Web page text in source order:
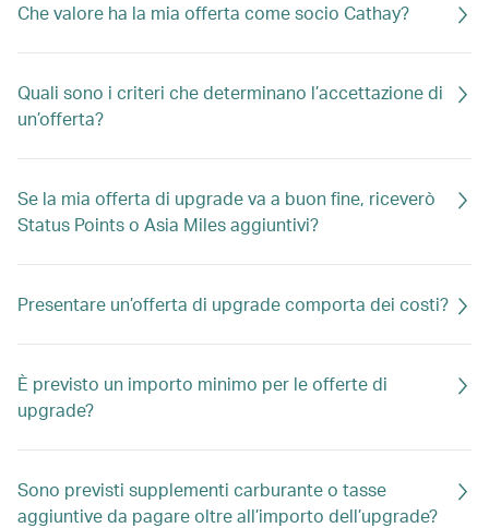
Che valore ha la mia offerta come socio Cathay?
Quali sono i criteri che determinano l’accettazione di
un’offerta?
Se la mia offerta di upgrade va a buon fine, riceverò
Status Points o Asia Miles aggiuntivi?
Presentare un’offerta di upgrade comporta dei costi?
È previsto un importo minimo per le offerte di
upgrade?
Sono previsti supplementi carburante o tasse
aggiuntive da pagare oltre all’importo dell’upgrade?